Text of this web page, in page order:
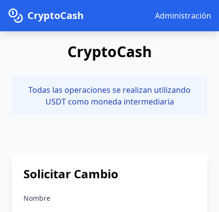
CryptoCash Administración
CryptoCash
Todas las operaciones se realizan utilizando
USDT como moneda intermediaria
Solicitar Cambio
Nombre